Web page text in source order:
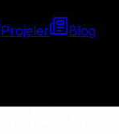
Projeler
Blog